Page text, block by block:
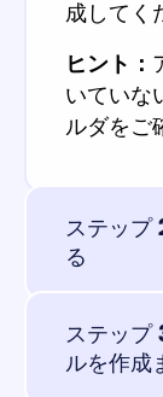
成してく
ヒント：
いていな
ルダをご
ステップ
る
Windows
Mac 、
ステップ
ルを作成